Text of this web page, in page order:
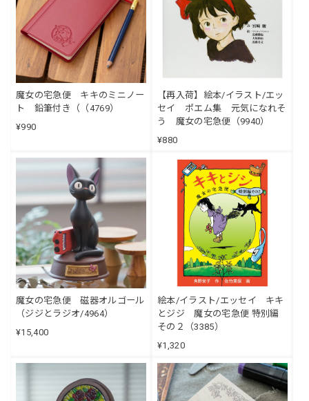
魔女の宅急便 キキのミニノー
ト 鉛筆付き（（4769）
¥990
【再入荷】絵本/イラスト/エッ
セイ ポエム集 元気になれそ
う 魔女の宅急便（9940）
¥880
魔女の宅急便 磁器オルゴール
（ジジとラジオ/4964）
¥15,400
絵本/イラスト/エッセイ キキ
とジジ 魔女の宅急便 特別編
その２（3385）
¥1,320